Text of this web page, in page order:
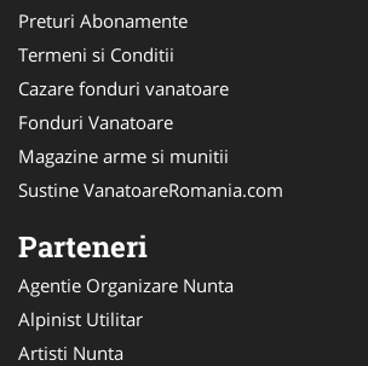
Preturi Abonamente
Termeni si Conditii
Cazare fonduri vanatoare
Fonduri Vanatoare
Magazine arme si munitii
Sustine VanatoareRomania.com
Parteneri
Agentie Organizare Nunta
Alpinist Utilitar
Artisti Nunta